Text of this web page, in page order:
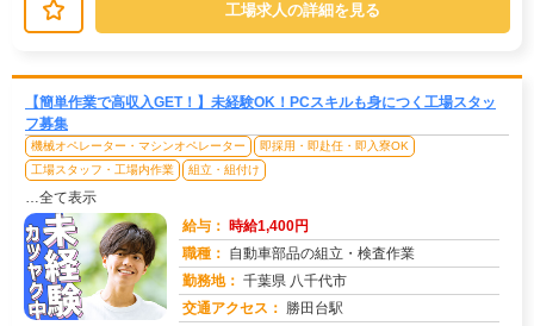
工場求人の詳細を見る
【簡単作業で高収入GET！】未経験OK！PCスキルも身につく工場スタッ
フ募集
機械オペレーター・マシンオペレーター
即採用・即赴任・即入寮OK
工場スタッフ・工場内作業
組立・組付け
…全て表示
給与： 時給1,400円
職種： 自動車部品の組立・検査作業
勤務地： 千葉県 八千代市
交通アクセス： 勝田台駅